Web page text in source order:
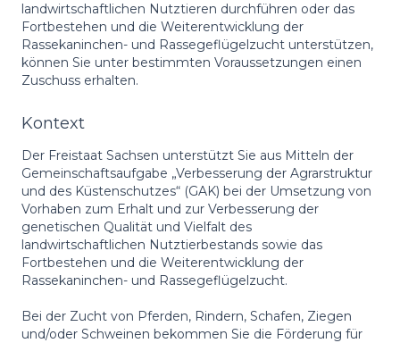
landwirtschaftlichen Nutztieren durchführen oder das
Fortbestehen und die Weiterentwicklung der
Rassekaninchen- und Rassegeflügelzucht unterstützen,
können Sie unter bestimmten Voraussetzungen einen
Zuschuss erhalten.
Kontext
Der Freistaat Sachsen unterstützt Sie aus Mitteln der
Gemeinschaftsaufgabe „Verbesserung der Agrarstruktur
und des Küstenschutzes“ (GAK) bei der Umsetzung von
Vorhaben zum Erhalt und zur Verbesserung der
genetischen Qualität und Vielfalt des
landwirtschaftlichen Nutztierbestands sowie das
Fortbestehen und die Weiterentwicklung der
Rassekaninchen- und Rassegeflügelzucht.
Bei der Zucht von Pferden, Rindern, Schafen, Ziegen
und/oder Schweinen bekommen Sie die Förderung für